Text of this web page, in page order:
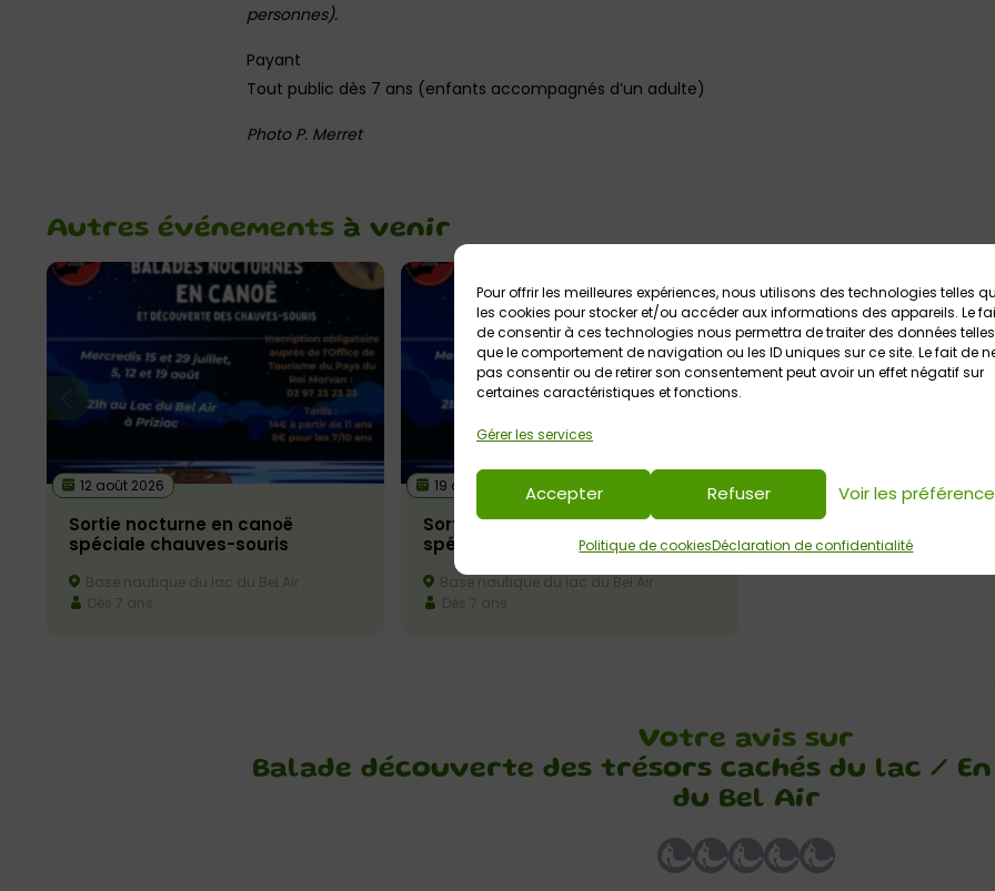
Pour offrir les meilleures expériences, nous utilisons des technologies telles
les cookies pour stocker et/ou accéder aux informations des appareils. Le
de consentir à ces technologies nous permettra de traiter des données telles
que le comportement de navigation ou les ID uniques sur ce site. Le fait de
pas consentir ou de retirer son consentement peut avoir un effet négatif sur
certaines caractéristiques et fonctions.
Gérer les services
Accepter Refuser Voir les
Politique de cookiesDéclaration de confidentialité
personnes).
Payant
Tout public dès 7 ans (enfants accompagnés d’un adulte)
Photo P. Merret
Autres événements à venir
12 août 2026
Sortie nocturne en canoë
spéciale chauves-souris
Base nautique du lac du Bel Air
Dès 7 ans
19 août 2026
Sortie nocturne en canoë
spéciale chauves-souris
Base nautique du lac du Bel Air
Dès 7 ans
Votre avis sur
Balade découverte des trésors cachés du lac /
du Bel Air